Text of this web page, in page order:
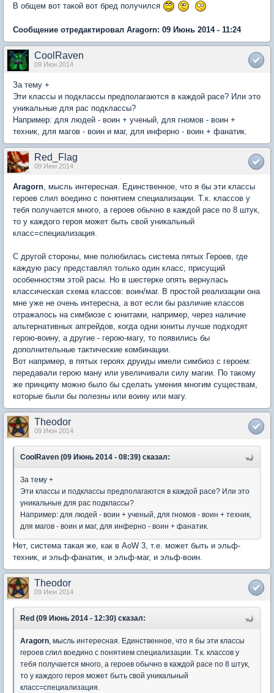
В общем вот такой вот бред получился
Сообщение отредактировал Aragorn: 09 Июнь 2014 - 11:24
CoolRaven
09 Июн 2014
За тему +
Эти классы и подклассы предполагаются в каждой расе? Или это
уникальные для рас подклассы?
Например: для людей - воин + ученый, для гномов - воин +
техник, для магов - воин и маг, для инферно - воин + фанатик.
Red_Flag
09 Июн 2014
Aragorn, мысль интересная. Единственное, что я бы эти классы
героев слил воедино с понятием специализации. Т.к. классов у
тебя получается много, а героев обычно в каждой расе по 8 штук,
то у каждого героя может быть свой уникальный
класс=специализация.
С другой стороны, мне полюбилась система пятых Героев, где
каждую расу представлял только один класс, присущий
особенностям этой расы. Но в шестерке опять вернулась
классическая схема классов: воин/маг. В простой реализации она
мне уже не очень интересна, а вот если бы различие классов
отражалось на симбиозе с юнитами, например, через наличие
альтернативных апгрейдов, когда одни юниты лучше подходят
герою-воину, а другие - герою-магу, то появились бы
дополнительные тактические комбинации.
Вот например, в пятых героях друиды имели симбиоз с героем:
передавали герою ману или увеличивали силу магии. По такому
же принципу можно было бы сделать умения многим существам,
которые были бы полезны или воину или магу.
Theodor
09 Июн 2014
CoolRaven (09 Июнь 2014 - 08:39) сказал:
За тему +
Эти классы и подклассы предполагаются в каждой расе? Или это
уникальные для рас подклассы?
Например: для людей - воин + ученый, для гномов - воин + техник,
для магов - воин и маг, для инферно - воин + фанатик.
Нет, система такая же, как в AoW 3, т.е. может быть и эльф-
техник, и эльф-фанатик, и эльф-маг, и эльф-воин.
Theodor
09 Июн 2014
Red (09 Июнь 2014 - 12:30) сказал:
Aragorn, мысль интересная. Единственное, что я бы эти классы
героев слил воедино с понятием специализации. Т.к. классов у
тебя получается много, а героев обычно в каждой расе по 8 штук,
то у каждого героя может быть свой уникальный
класс=специализация.